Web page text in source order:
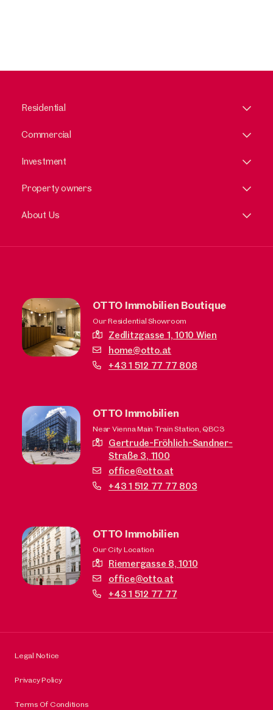
Residential
Commercial
Investment
Property owners
About Us
OTTO Immobilien Boutique
Our Residential Showroom
Zedlitzgasse 1,1010 Wien
home@otto.at
+43 1 512 77 77 808
OTTO Immobilien
Near Vienna Main Train Station, QBC3
Gertrude-Fröhlich-Sandner-
Straße 3, 1100
office@otto.at
+43 1 512 77 77 803
OTTO Immobilien
Our City Location
Riemergasse 8,1010
office@otto.at
+43 1 512 77 77
Legal Notice
Privacy Policy
Terms Of Conditions